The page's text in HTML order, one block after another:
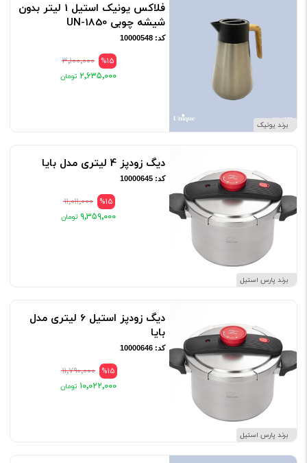
برند یونیک
فلاکس یونیک استیل 1 لیتر بدون
شیشه چوبی UN-1850
کد: 10000548
%15 ۳٬۱۰۰٬۰۰۰
۲٬۶۳۵٬۰۰۰
برند پارس استیل
دیگ زودپز 4 لیتری مدل بایا
کد: 10000645
%15 ۱۱٬۰۱۱٬۰۰۰
۹٬۳۵۹٬۰۰۰
برند پارس استیل
دیگ زودپز استیل 6 لیتری مدل
بایا
کد: 10000646
%15 ۱۱٬۷۹۰٬۰۰۰
۱۰٬۰۲۲٬۰۰۰